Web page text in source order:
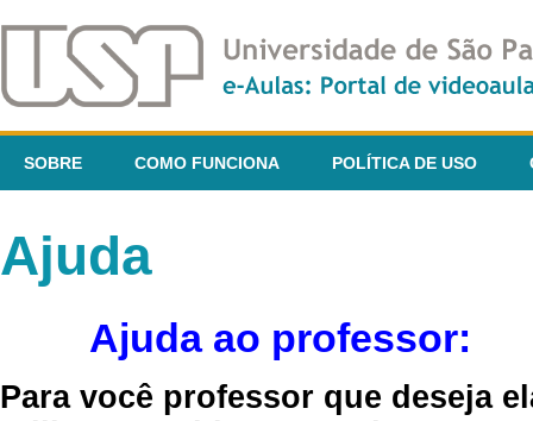
SOBRE COMO FUNCIONA POLÍTICA DE USO
Ajuda
Ajuda ao professor:
Para você professor que deseja